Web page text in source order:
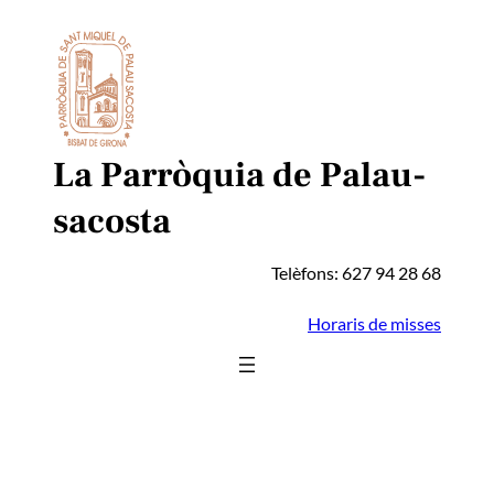
contingut
La Parròquia de Palau-
sacosta
Telèfons: 627 94 28 68
Horaris de misses